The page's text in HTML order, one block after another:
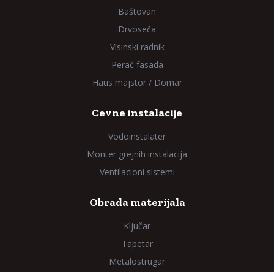
Baštovan
Drvoseča
Visinski radnik
Perač fasada
Haus majstor / Domar
Cevne instalacije
Vodoinstalater
Monter grejnih instalacija
Ventilacioni sistemi
Obrada materijala
Ključar
Tapetar
Metalostrugar